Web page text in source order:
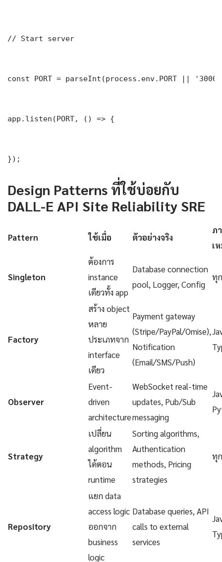
// Start server
const PORT = parseInt(process.env.PORT ||
app.listen(PORT, () => {
});
Design Patterns ที่ใช้บ่อยกับ
DALL-E API Site Reliability SRE
Pattern ใช้เมื่อ ตัวอย่างจริง
ภ
เ
Singleton
ต้องการ
instance
เดียวทั้ง app
Database connection
pool, Logger, Config
ทุ
Factory
สร้าง object
หลาย
ประเภทจาก
interface
เดียว
Payment gateway
(Stripe/PayPal/Omise),
Notification
(Email/SMS/Push)
Observer
Event-
driven
architecture
WebSocket real-time
updates, Pub/Sub
messaging
Strategy
เปลี่ยน
algorithm
ได้ตอน
runtime
Sorting algorithms,
Authentication
methods, Pricing
strategies
ทุ
Repository
แยก data
access logic
ออกจาก
business
logic
Database queries, API
calls to external
services